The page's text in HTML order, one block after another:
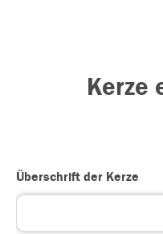
Kerze
Überschrift der Kerze